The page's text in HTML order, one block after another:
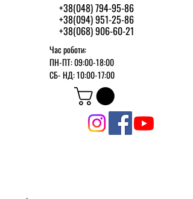
+38(048) 794-95-86
+38(094) 951-25-86
+38(068) 906-60-21
Час роботи:
ПН-ПТ: 09:00-18:00
СБ-НД: 10:00-17:00